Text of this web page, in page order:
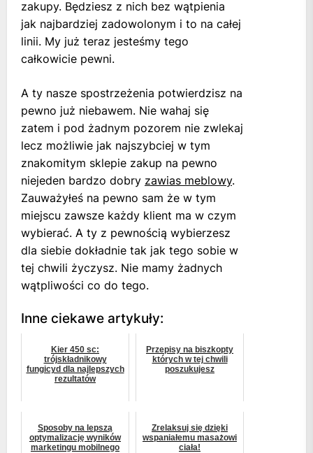
zakupy. Będziesz z nich bez wątpienia
jak najbardziej zadowolonym i to na całej
linii. My już teraz jesteśmy tego
całkowicie pewni.
A ty nasze spostrzeżenia potwierdzisz na
pewno już niebawem. Nie wahaj się
zatem i pod żadnym pozorem nie zwlekaj
lecz możliwie jak najszybciej w tym
znakomitym sklepie zakup na pewno
niejeden bardzo dobry zawias meblowy.
Zauważyłeś na pewno sam że w tym
miejscu zawsze każdy klient ma w czym
wybierać. A ty z pewnością wybierzesz
dla siebie dokładnie tak jak tego sobie w
tej chwili życzysz. Nie mamy żadnych
wątpliwości co do tego.
Inne ciekawe artykuły:
Kier 450 sc:
trójskładnikowy
fungicyd dla najlepszych
rezultatów
Przepisy na biszkopty
których w tej chwili
poszukujesz
Sposoby na lepszą
optymalizację wyników
marketingu mobilnego
Zrelaksuj się dzięki
wspaniałemu masażowi
ciała!